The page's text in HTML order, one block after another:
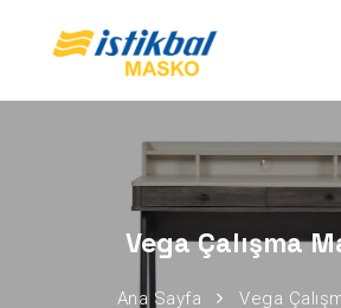
Vega Çalışma
Ana Sayfa Vega